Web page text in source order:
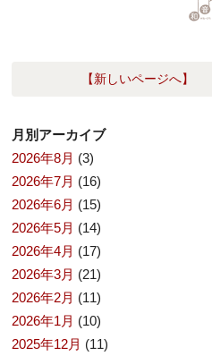
【新しいページへ】
月別アーカイブ
2026年8月 (3)
2026年7月 (16)
2026年6月 (15)
2026年5月 (14)
2026年4月 (17)
2026年3月 (21)
2026年2月 (11)
2026年1月 (10)
2025年12月 (11)